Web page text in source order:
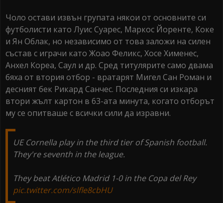
Чоло остави извън групата някои от основните си
футболисти като Луис Суарес, Маркос Йоренте, Коке
и Ян Облак, но независимо от това заложи на силен
състав с играчи като Жоао Феликс, Хосе Хименес,
Анхел Кореа, Саул и др. Сред титулярите само двама
бяха от втория отбор - вратарят Мигел Сан Роман и
десният бек Рикард Санчес. Последния си изкара
втори жълт картон в 63-ата минута, когато отборът
му се опитваше с всички сили да изравни.
UE Cornella play in the third tier of Spanish football.
They're seventh in the league.
They beat Atlético Madrid 1-0 in the Copa del Rey
pic.twitter.com/slfle8cbHU